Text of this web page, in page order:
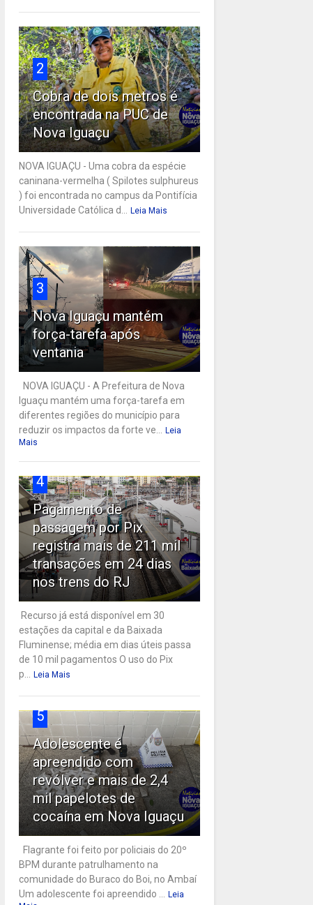
2
Cobra de dois metros é
encontrada na PUC de
Nova Iguaçu
NOVA IGUAÇU - Uma cobra da espécie
caninana-vermelha ( Spilotes sulphureus
) foi encontrada no campus da Pontifícia
Universidade Católica d...
Leia Mais
3
Nova Iguaçu mantém
força-tarefa após
ventania
NOVA IGUAÇU - A Prefeitura de Nova
Iguaçu mantém uma força-tarefa em
diferentes regiões do município para
reduzir os impactos da forte ve...
Leia
Mais
4
Pagamento de
passagem por Pix
registra mais de 211 mil
transações em 24 dias
nos trens do RJ
Recurso já está disponível em 30
estações da capital e da Baixada
Fluminense; média em dias úteis passa
de 10 mil pagamentos O uso do Pix
p...
Leia Mais
5
Adolescente é
apreendido com
revólver e mais de 2,4
mil papelotes de
cocaína em Nova Iguaçu
Flagrante foi feito por policiais do 20º
BPM durante patrulhamento na
comunidade do Buraco do Boi, no Ambaí
Um adolescente foi apreendido ...
Leia